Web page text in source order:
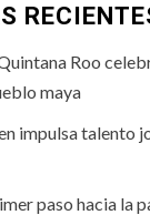
Roo
maya
impulsa talento
paso hacia la